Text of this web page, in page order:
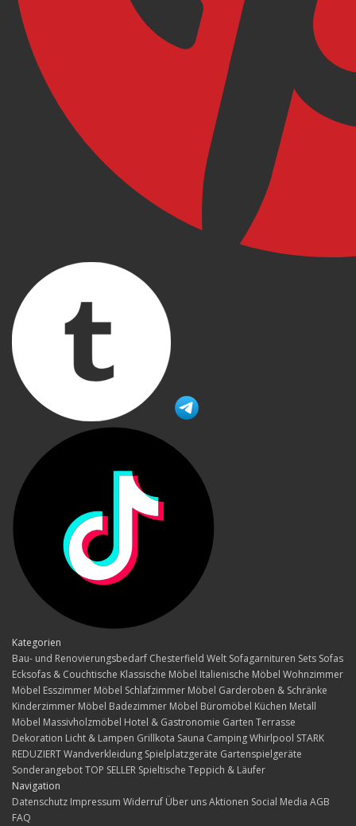
Kategorien
Bau- und Renovierungsbedarf Chesterfield Welt Sofagarnituren Sets Sofas
Ecksofas & Couchtische Klassische Möbel Italienische Möbel Wohnzimmer
Möbel Esszimmer Möbel Schlafzimmer Möbel Garderoben & Schränke
Kinderzimmer Möbel Badezimmer Möbel Büromöbel Küchen Metall
Möbel Massivholzmöbel Hotel & Gastronomie Garten Terrasse
Dekoration Licht & Lampen Grillkota Sauna Camping Whirlpool STARK
REDUZIERTWandverkleidung Spielplatzgeräte Gartenspielgeräte
SonderangebotTOP SELLER Spieltische Teppich & Läufer
Navigation
Datenschutz Impressum Widerruf Über unsAktionen Social Media AGB
FAQ